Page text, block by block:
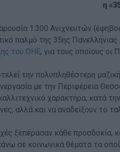
η
1.300 Ανιχνευτών
παλμό της 35ης
του ΟΗΕ, για τους οποίους οι
την πολυπληθέστερη
με την Περιφέρεια
χαρακτήρα, κατά
αλλά και να αναδείξουν το
ξεπέρασαν κάθε προσδοκία,
σε κοινωνικά θέματα τα